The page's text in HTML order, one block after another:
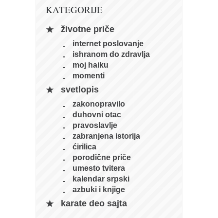
ćirilica
umesto tvitera
Okinava karate
najnovije na blogu
moje beleške
istorija karatea
KATEGORIJE
životne priče
internet poslovanje
ishranom do zdravlja
moj haiku
momenti
svetlopis
zakonopravilo
duhovni otac
pravoslavlje
zabranjena istorija
ćirilica
porodične priče
umesto tvitera
kalendar srpski
azbuki i knjige
karate deo sajta